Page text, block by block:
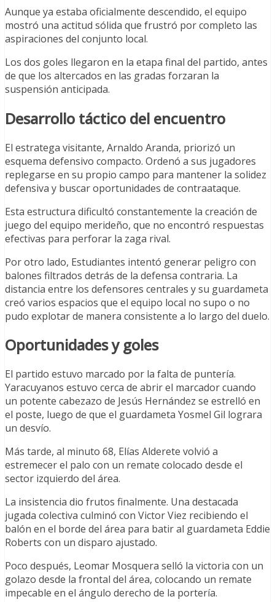
Aunque ya estaba oficialmente descendido, el equipo
mostró una actitud sólida que frustró por completo las
aspiraciones del conjunto local.
Los dos goles llegaron en la etapa final del partido, antes
de que los altercados en las gradas forzaran la
suspensión anticipada.
Desarrollo táctico del encuentro
El estratega visitante, Arnaldo Aranda, priorizó un
esquema defensivo compacto. Ordenó a sus jugadores
replegarse en su propio campo para mantener la solidez
defensiva y buscar oportunidades de contraataque.
Esta estructura dificultó constantemente la creación de
juego del equipo merideño, que no encontró respuestas
efectivas para perforar la zaga rival.
Por otro lado, Estudiantes intentó generar peligro con
balones filtrados detrás de la defensa contraria. La
distancia entre los defensores centrales y su guardameta
creó varios espacios que el equipo local no supo o no
pudo explotar de manera consistente a lo largo del duelo.
Oportunidades y goles
El partido estuvo marcado por la falta de puntería.
Yaracuyanos estuvo cerca de abrir el marcador cuando
un potente cabezazo de Jesús Hernández se estrelló en
el poste, luego de que el guardameta Yosmel Gil lograra
un desvío.
Más tarde, al minuto 68, Elías Alderete volvió a
estremecer el palo con un remate colocado desde el
sector izquierdo del área.
La insistencia dio frutos finalmente. Una destacada
jugada colectiva culminó con Victor Viez recibiendo el
balón en el borde del área para batir al guardameta Eddie
Roberts con un disparo ajustado.
Poco después, Leomar Mosquera selló la victoria con un
golazo desde la frontal del área, colocando un remate
impecable en el ángulo derecho de la portería.